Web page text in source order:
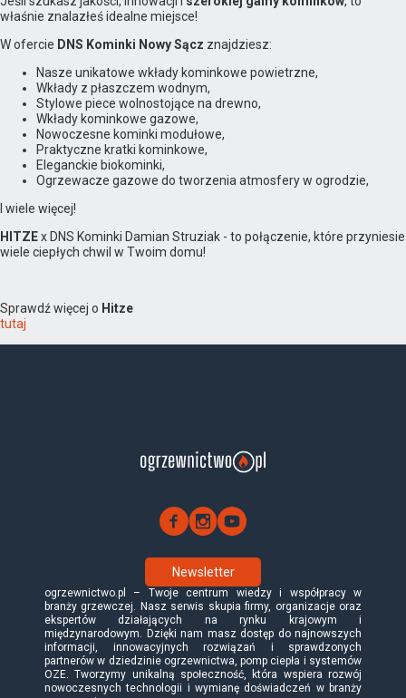
właśnie znalazłeś idealne miejsce!
W ofercie DNS Kominki Nowy Sącz znajdziesz:
Nasze unikatowe wkłady kominkowe powietrzne,
Wkłady z płaszczem wodnym,
Stylowe piece wolnostojące na drewno,
Wkłady kominkowe gazowe,
Nowoczesne kominki modułowe,
Praktyczne kratki kominkowe,
Eleganckie biokominki,
Ogrzewacze gazowe do tworzenia atmosfery w ogrodzie,
I wiele więcej!
HITZEx DNS Kominki Damian Struziak - to połączenie, które przyniesie
wiele ciepłych chwil w Twoim domu!
Sprawdź więcej o Hitze
tutaj
Newsletter
ogrzewnictwo.pl – Twoje centrum wiedzy i współpracy w
branży grzewczej. Nasz serwis skupia firmy, organizacje oraz
ekspertów działających na rynku krajowym i
międzynarodowym. Dzięki nam masz dostęp do najnowszych
informacji, innowacyjnych rozwiązań i sprawdzonych
partnerów w dziedzinie ogrzewnictwa, pomp ciepła i systemów
OZE. Tworzymy unikalną społeczność, która wspiera rozwój
nowoczesnych technologii i wymianę doświadczeń w branży